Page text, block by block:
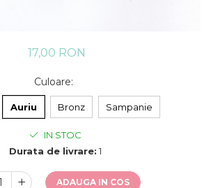
17,00 RON
Culoare:
Auriu Bronz Sampanie
IN STOC
Durata de livrare: 1
ADAUGA IN COS